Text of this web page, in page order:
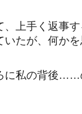
上手く返事
いたが、何か
に私の背後……